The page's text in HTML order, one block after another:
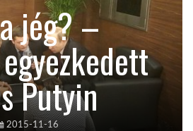
jég? –
Putyin
2015-11-16